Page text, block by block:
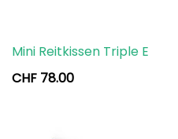
Mini Reitkissen Triple E
CHF 78.00